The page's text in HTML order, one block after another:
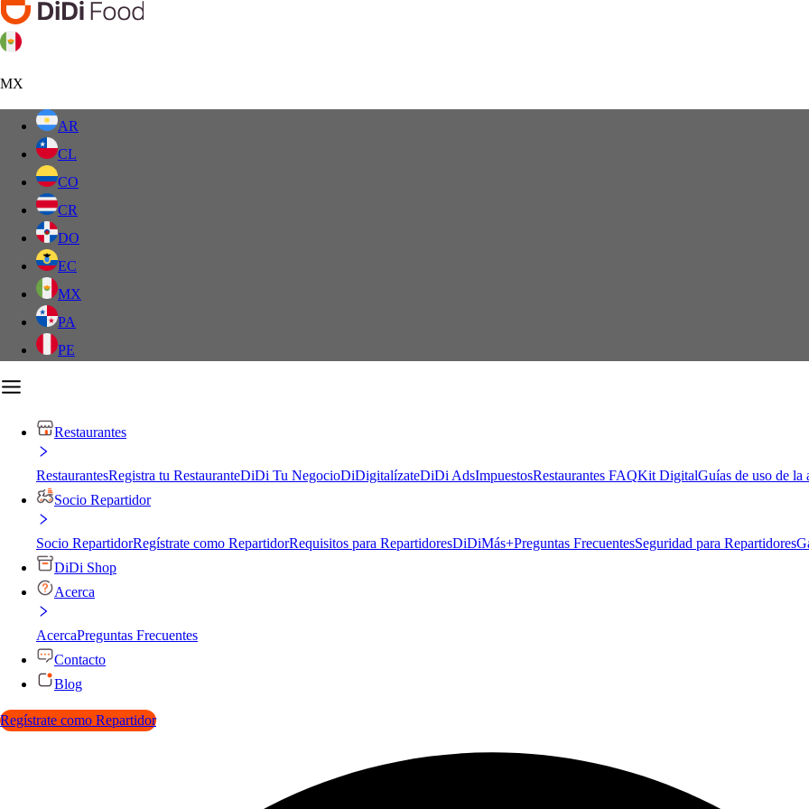
MX
AR
CL
CO
CR
DO
EC
MX
PA
PE
Restaurantes
RestaurantesRegistra tu RestauranteDiDi Tu NegocioDiDigitalízateDiDi AdsImpuestosRestaurantes FAQKit DigitalGuías de uso de la
Socio Repartidor
Socio RepartidorRegístrate como RepartidorRequisitos para RepartidoresDiDiMás+Preguntas FrecuentesSeguridad para Repartidores
DiDi Shop
Acerca
AcercaPreguntas Frecuentes
Contacto
Blog
Regístrate como Repartidor